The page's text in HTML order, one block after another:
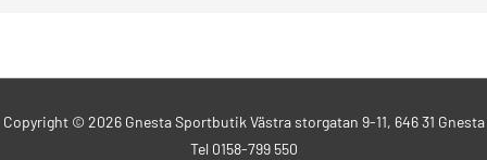
Copyright © 2026 Gnesta Sportbutik Västra storgatan 9-11, 646 31 Gnesta
Tel 0158-799 550